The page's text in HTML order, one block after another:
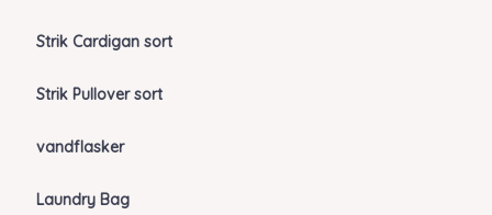
Strik Cardigan sort
Strik Pullover sort
vandflasker
Laundry Bag